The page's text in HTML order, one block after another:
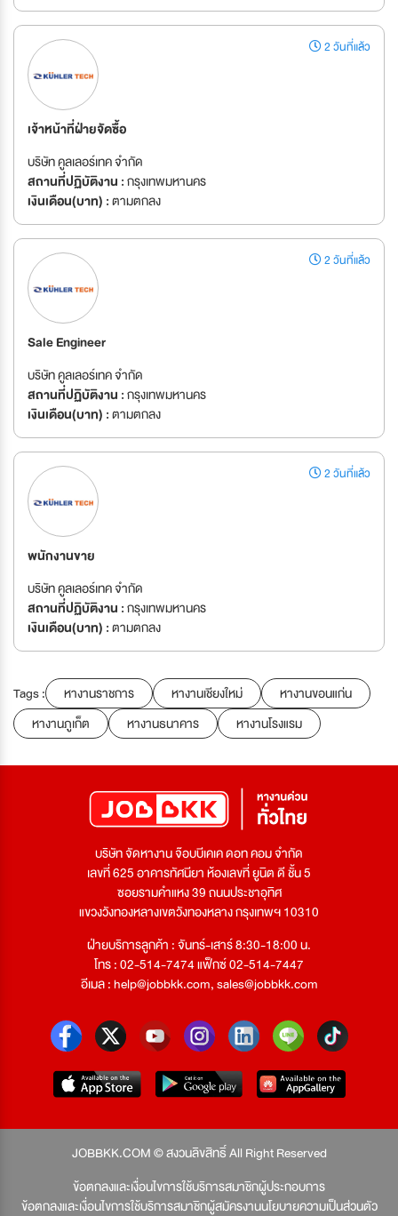
2 วันที่แล้ว
เจ้าหน้าที่ฝ่ายจัดซื้อ
บริษัท คูลเลอร์เทค จำกัด
สถานที่ปฏิบัติงาน :กรุงเทพมหานคร
เงินเดือน(บาท) :ตามตกลง
2 วันที่แล้ว
Sale Engineer
บริษัท คูลเลอร์เทค จำกัด
สถานที่ปฏิบัติงาน :กรุงเทพมหานคร
เงินเดือน(บาท) :ตามตกลง
2 วันที่แล้ว
พนักงานขาย
บริษัท คูลเลอร์เทค จำกัด
สถานที่ปฏิบัติงาน :กรุงเทพมหานคร
เงินเดือน(บาท) :ตามตกลง
Tags : หางานราชการ หางานเชียงใหม่
หางานขอนแก่น
หางานภูเก็ต
หางานธนาคาร หางานโรงแรม
บริษัท จัดหางาน จ๊อบบีเคเค ดอท คอม จำกัด
เลขที่ 625 อาคารทัศนียา ห้องเลขที่ ยูนิต ดี ชั้น 5
ซอยรามคำแหง 39 ถนนประชาอุทิศ
แขวงวังทองหลางเขตวังทองหลาง กรุงเทพฯ 10310
ฝ่ายบริการลูกค้า : จันทร์-เสาร์ 8:30-18:00 น.
โทร : 02-514-7474 แฟ็กซ์ 02-514-7447
อีเมล :help@jobbkk.com,sales@jobbkk.com
JOBBKK.COM © สงวนลิขสิทธิ์ All Right Reserved
ข้อตกลงและเงื่อนไขการใช้บริการสมาชิกผู้ประกอบการ
ข้อตกลงและเงื่อนไขการใช้บริการสมาชิกผู้สมัครงานนโยบายความเป็นส่วนตัว